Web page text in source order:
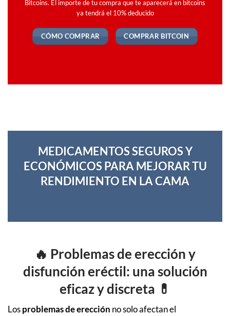
Bitcoins. El importe de tu compra que te aparecerá en bitcoins
ya tendrá el 10% deducido
CÓMO COMPRAR COMPRAR BITCOIN
MEDICAMENTOS SEGUROS Y
ECONÓMICOS PARA MEJORAR TU
RENDIMIENTO EN LA CAMA
🔥 Problemas de erección y
disfunción eréctil: una solución
eficaz y discreta 💊
Losproblemas de erección no solo afectan el